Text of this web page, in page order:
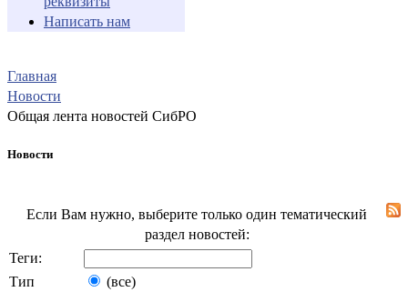
Написать нам
Главная
Новости
Общая лента новостей СибРО
Новости
Если Вам нужно, выберите только один тематический
раздел новостей:
Теги:
Тип
(все)